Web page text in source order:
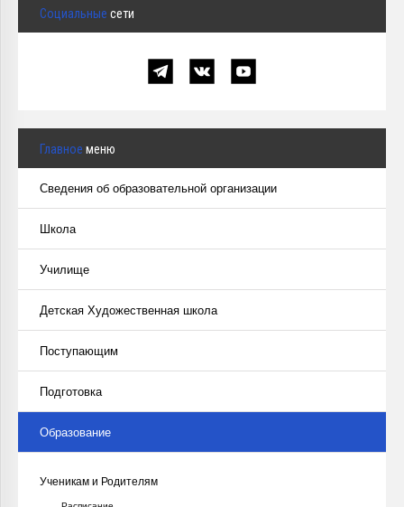
Социальные сети
Главное меню
Сведения об образовательной организации
Школа
Училище
Детская Художественная школа
Поступающим
Подготовка
Образование
Ученикам и Родителям